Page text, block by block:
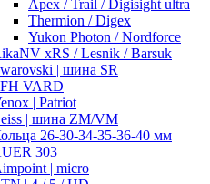
Apex / Trail / Digisight ultra
Thermion / Digex
Yukon Photon / Nordforce
xRS / Lesnik / Barsuk
| шина SR
VARD
| Patriot
| шина ZM/VM
26-30-34-35-36-40 мм
303
| micro